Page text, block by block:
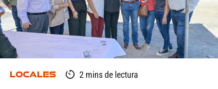
LOCALES 2 mins de lectura